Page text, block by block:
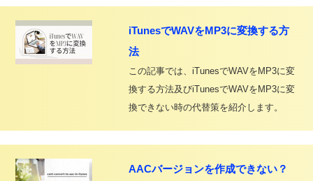
iTunesでWAVをMP3に変換する方
法
この記事では、iTunesでWAVをMP3に変
換する方法及びiTunesでWAVをMP3に変
換できない時の代替策を紹介します。
AACバージョンを作成できない？